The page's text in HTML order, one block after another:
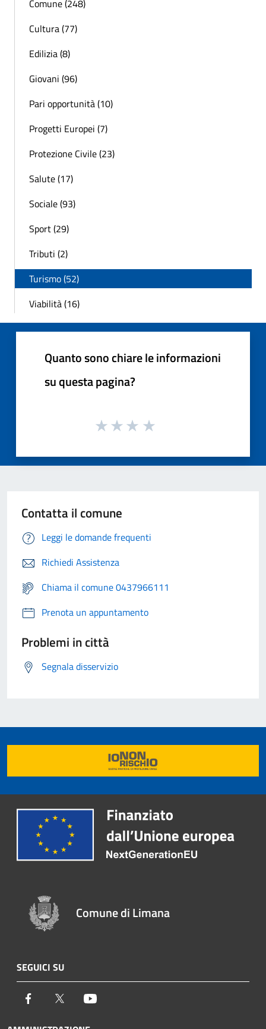
Comune (248)
Cultura (77)
Edilizia (8)
Giovani (96)
Pari opportunità (10)
Progetti Europei (7)
Protezione Civile (23)
Salute (17)
Sociale (93)
Sport (29)
Tributi (2)
Turismo (52)
Viabilità (16)
Quanto sono chiare le informazioni
su questa pagina?
Contatta il comune
Leggi le domande frequenti
Richiedi Assistenza
Chiama il comune 0437966111
Prenota un appuntamento
Problemi in città
Segnala disservizio
Comune di Limana
SEGUICI SU
Facebook Twitter